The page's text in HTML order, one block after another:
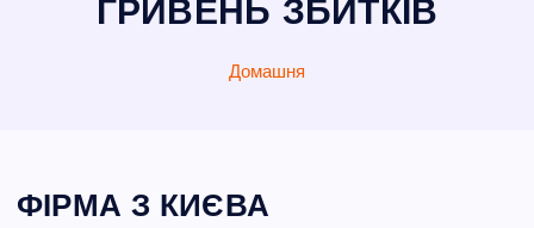
ГРИВЕНЬ ЗБИТКІВ
Домашня
ФІРМА З КИЄВА